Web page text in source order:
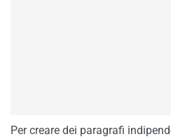
Per creare dei paragrafi